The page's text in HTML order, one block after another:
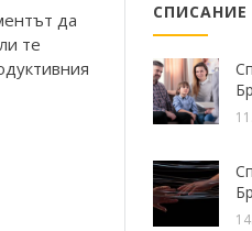
да
те